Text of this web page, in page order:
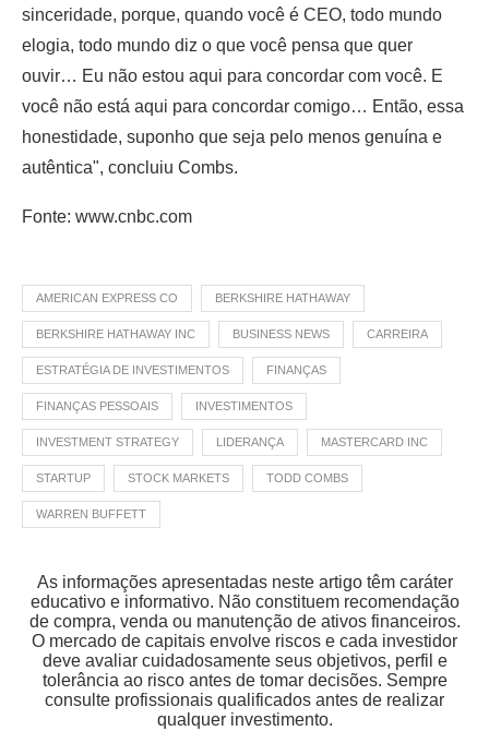
sinceridade, porque, quando você é CEO, todo mundo
elogia, todo mundo diz o que você pensa que quer
ouvir… Eu não estou aqui para concordar com você. E
você não está aqui para concordar comigo… Então, essa
honestidade, suponho que seja pelo menos genuína e
autêntica", concluiu Combs.
Fonte: www.cnbc.com
AMERICAN EXPRESS CO BERKSHIRE HATHAWAY
BERKSHIRE HATHAWAY INC BUSINESS NEWS CARREIRA
ESTRATÉGIA DE INVESTIMENTOS FINANÇAS
FINANÇAS PESSOAIS INVESTIMENTOS
INVESTMENT STRATEGY LIDERANÇA MASTERCARD INC
STARTUP STOCK MARKETS TODD COMBS
WARREN BUFFETT
As informações apresentadas neste artigo têm caráter
educativo e informativo. Não constituem recomendação
de compra, venda ou manutenção de ativos financeiros.
O mercado de capitais envolve riscos e cada investidor
deve avaliar cuidadosamente seus objetivos, perfil e
tolerância ao risco antes de tomar decisões. Sempre
consulte profissionais qualificados antes de realizar
qualquer investimento.